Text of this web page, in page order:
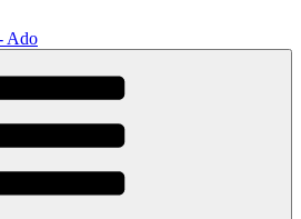
capirle e imparare ad amarle